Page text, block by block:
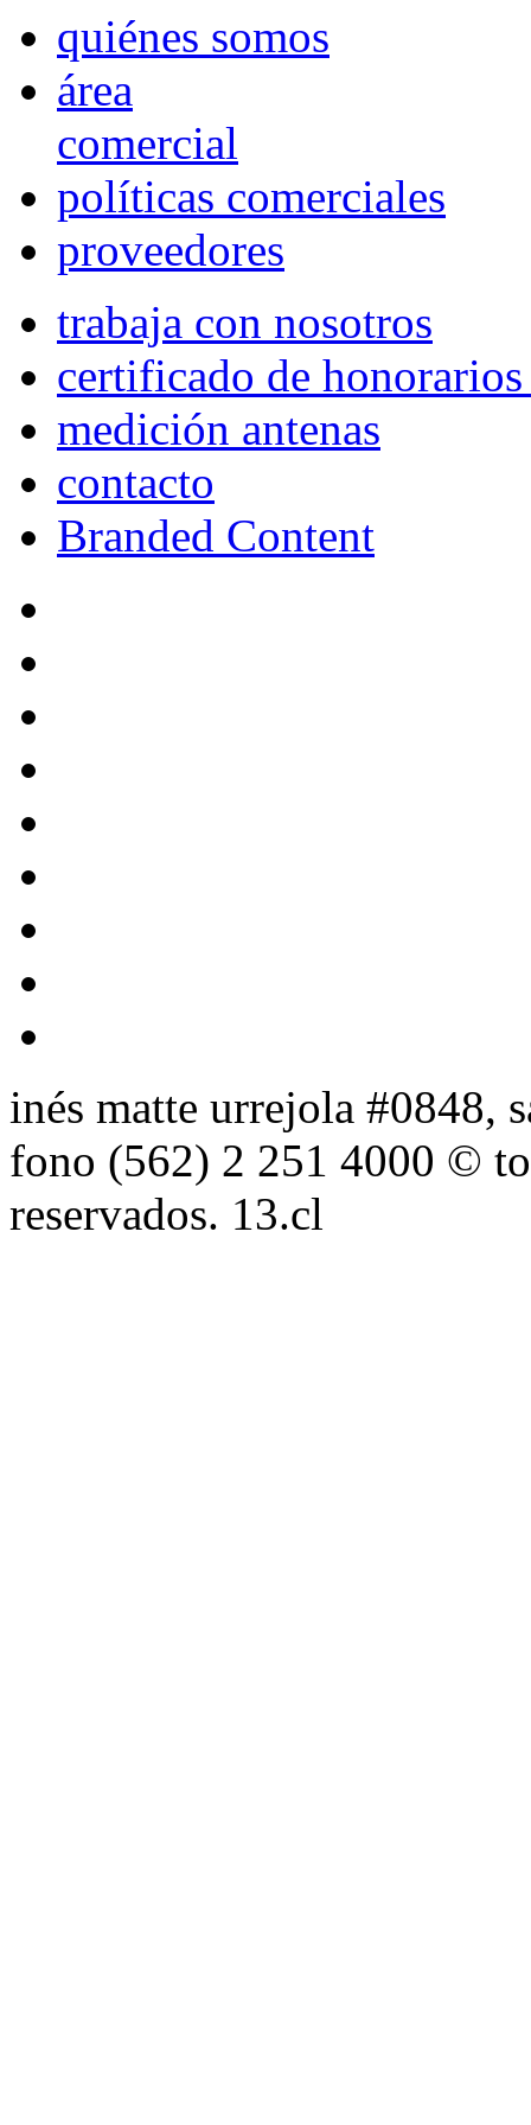
quiénes somos
área
comercial
políticas comerciales
proveedores
trabaja con nosotros
certificado de
medición antenas
contacto
Branded Content
inés matte urrejola #0848,
fono (562) 2 251 4000 ©
reservados. 13.cl